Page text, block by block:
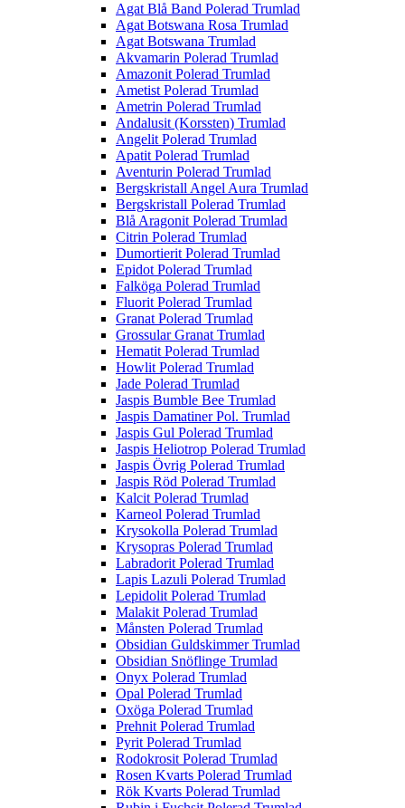
Agat Blå Band Polerad Trumlad
Agat Botswana Rosa Trumlad
Agat Botswana Trumlad
Akvamarin Polerad Trumlad
Amazonit Polerad Trumlad
Ametist Polerad Trumlad
Ametrin Polerad Trumlad
Andalusit (Korssten) Trumlad
Angelit Polerad Trumlad
Apatit Polerad Trumlad
Aventurin Polerad Trumlad
Bergskristall Angel Aura Trumlad
Bergskristall Polerad Trumlad
Blå Aragonit Polerad Trumlad
Citrin Polerad Trumlad
Dumortierit Polerad Trumlad
Epidot Polerad Trumlad
Falköga Polerad Trumlad
Fluorit Polerad Trumlad
Granat Polerad Trumlad
Grossular Granat Trumlad
Hematit Polerad Trumlad
Howlit Polerad Trumlad
Jade Polerad Trumlad
Jaspis Bumble Bee Trumlad
Jaspis Damatiner Pol. Trumlad
Jaspis Gul Polerad Trumlad
Jaspis Heliotrop Polerad Trumlad
Jaspis Övrig Polerad Trumlad
Jaspis Röd Polerad Trumlad
Kalcit Polerad Trumlad
Karneol Polerad Trumlad
Krysokolla Polerad Trumlad
Krysopras Polerad Trumlad
Labradorit Polerad Trumlad
Lapis Lazuli Polerad Trumlad
Lepidolit Polerad Trumlad
Malakit Polerad Trumlad
Månsten Polerad Trumlad
Obsidian Guldskimmer Trumlad
Obsidian Snöflinge Trumlad
Onyx Polerad Trumlad
Opal Polerad Trumlad
Oxöga Polerad Trumlad
Prehnit Polerad Trumlad
Pyrit Polerad Trumlad
Rodokrosit Polerad Trumlad
Rosen Kvarts Polerad Trumlad
Rök Kvarts Polerad Trumlad